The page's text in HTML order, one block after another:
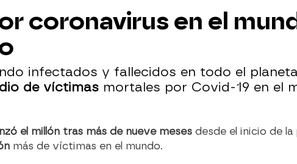
coronavirus en el
infectados y fallecidos en todo el
de víctimas mortales por Covid-19 en el
el millón tras más de nueve meses desde el inicio de la
más de víctimas en el mundo.